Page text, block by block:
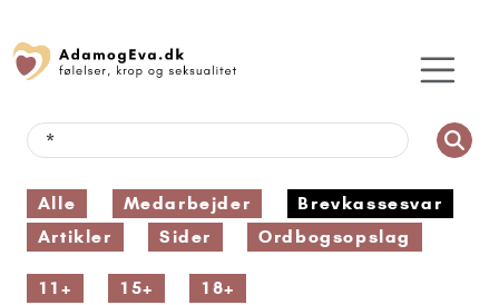
Alle Medarbejder
Brevkassesvar
Artikler
Sider Ordbogsopslag
11+ 15+ 18+